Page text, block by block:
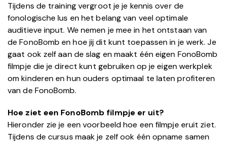
Tijdens de training vergroot je je kennis over de
fonologische lus en het belang van veel optimale
auditieve input. We nemen je mee in het ontstaan van
de FonoBomb en hoe jij dit kunt toepassen in je werk. Je
gaat ook zelf aan de slag en maakt één eigen FonoBomb
filmpje die je direct kunt gebruiken op je eigen werkplek
om kinderen en hun ouders optimaal te laten profiteren
van de FonoBomb.
Hoe ziet een FonoBomb filmpje er uit?
Hieronder zie je een voorbeeld hoe een filmpje eruit ziet.
Tijdens de cursus maak je zelf ook één opname samen